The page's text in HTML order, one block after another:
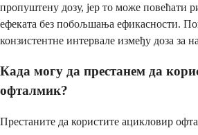
пропуштену дозу, јер то може повећати
ефеката без побољшања ефикасности.
конзистентне интервале између доза за
Када могу да престанем да
офталмик?
Престаните да користите ацикловир